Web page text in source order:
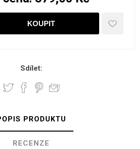
Sdílet:
PRODUKTU
RECENZE